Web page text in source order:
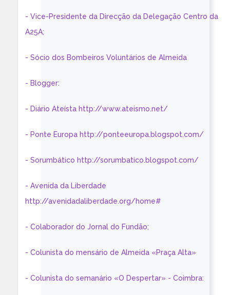
- Vice-Presidente da Direcção da Delegação Centro da
A25A;
- Sócio dos Bombeiros Voluntários de Almeida
- Blogger:
- Diário Ateísta http://www.ateismo.net/
- Ponte Europa http://ponteeuropa.blogspot.com/
- Sorumbático http://sorumbatico.blogspot.com/
- Avenida da Liberdade
http://avenidadaliberdade.org/home#
- Colaborador do Jornal do Fundão;
- Colunista do mensário de Almeida «Praça Alta»
- Colunista do semanário «O Despertar» - Coimbra: